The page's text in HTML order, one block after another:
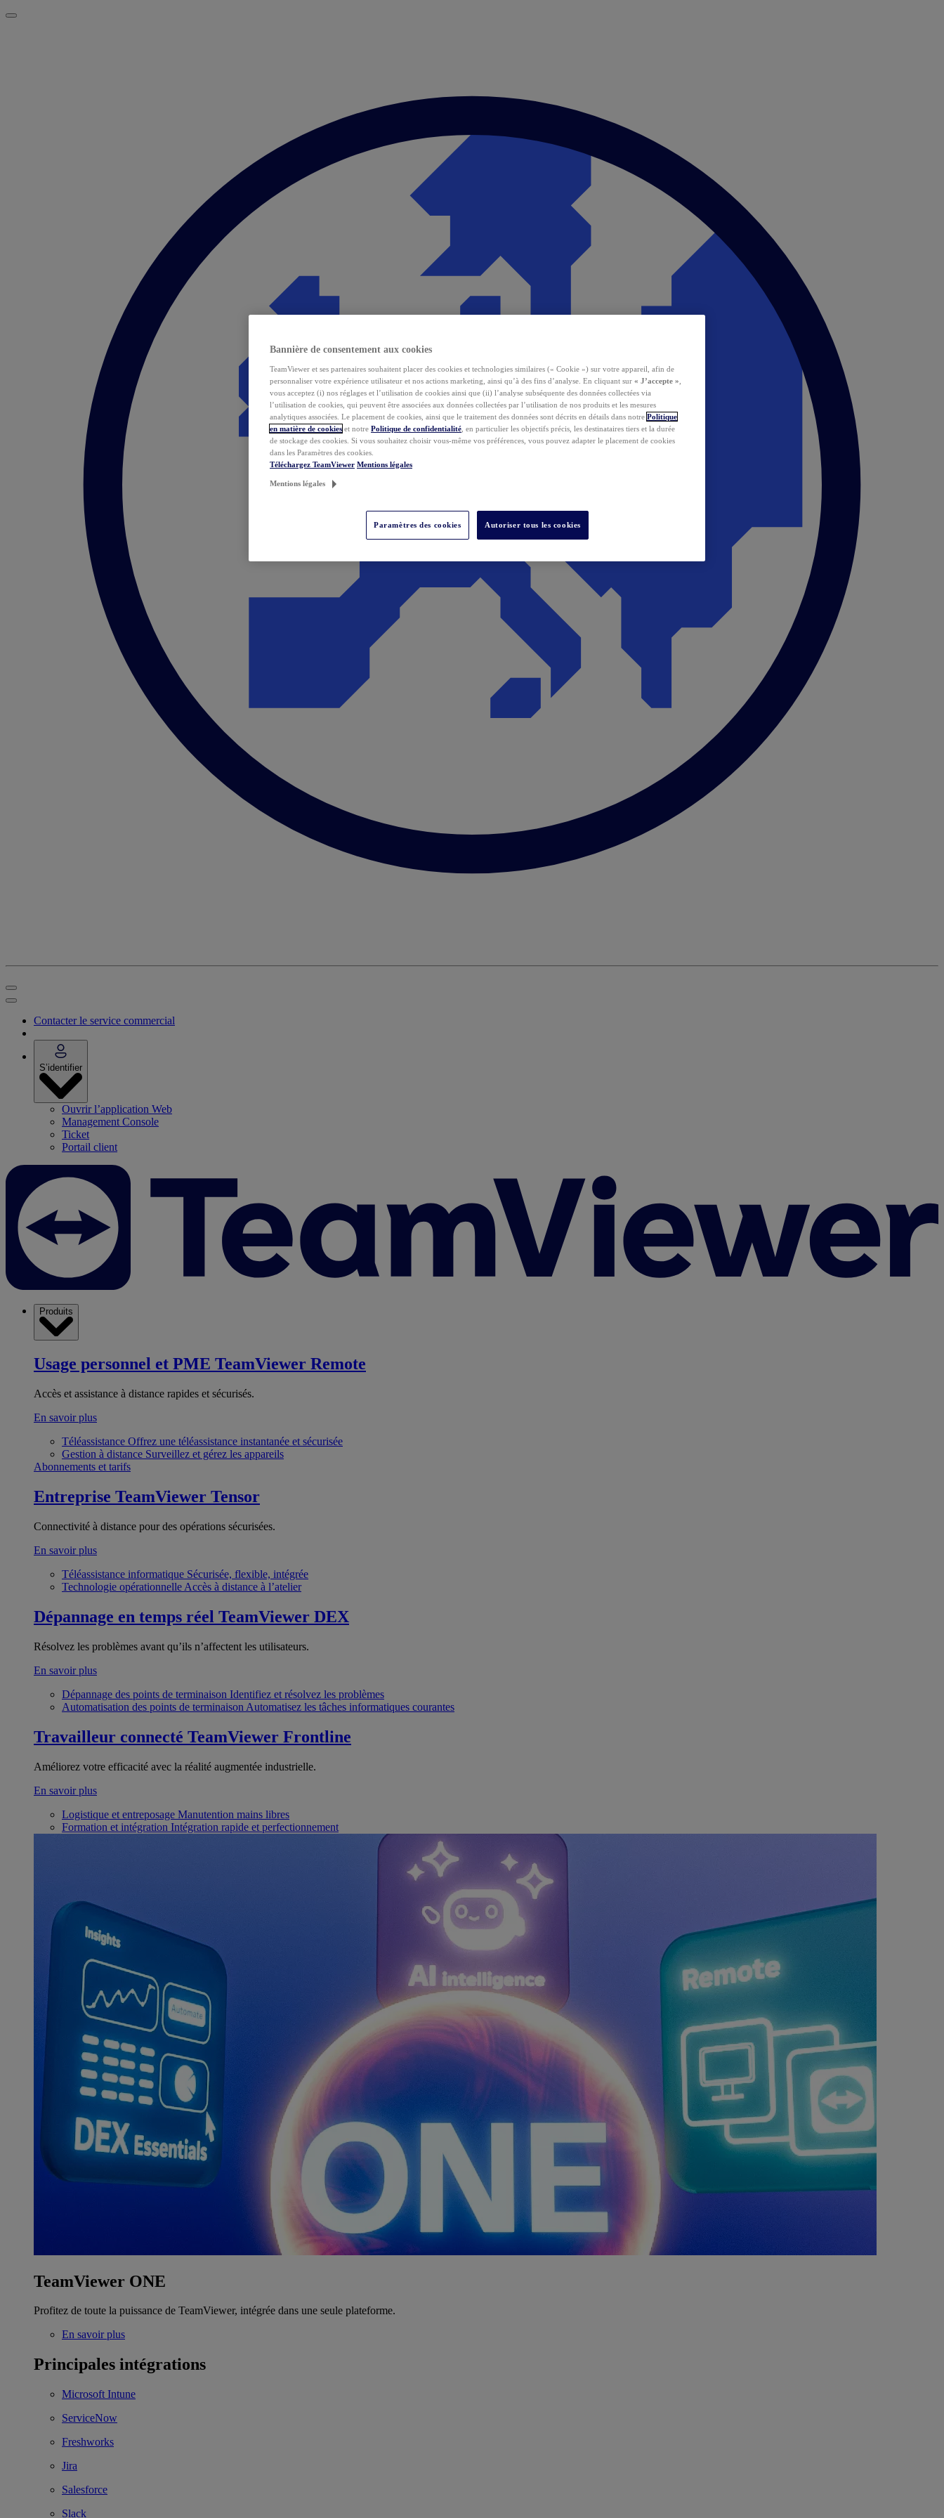
Contacter le service commercial
S’identifier
Ouvrir l’application Web
Management Console
Ticket
Portail client
Produits
Usage personnel et PME TeamViewer Remote
Accès et assistance à distance rapides et sécurisés.
En savoir plus
Téléassistance Offrez une téléassistance instantanée et sécurisée
Gestion à distance Surveillez et gérez les appareils
Abonnements et tarifs
Entreprise TeamViewer Tensor
Connectivité à distance pour des opérations sécurisées.
En savoir plus
Téléassistance informatique Sécurisée, flexible, intégrée
Technologie opérationnelle Accès à distance à l’atelier
Dépannage en temps réel TeamViewer DEX
Résolvez les problèmes avant qu’ils n’affectent les utilisateurs.
En savoir plus
Dépannage des points de terminaison Identifiez et résolvez les problèmes
Automatisation des points de terminaison Automatisez les tâches informatiques courantes
Travailleur connecté TeamViewer Frontline
Améliorez votre efficacité avec la réalité augmentée industrielle.
En savoir plus
Logistique et entreposage Manutention mains libres
Formation et intégration Intégration rapide et perfectionnement
TeamViewer ONE
Profitez de toute la puissance de TeamViewer, intégrée dans une seule plateforme.
En savoir plus
Principales intégrations
Microsoft Intune
ServiceNow
Freshworks
Jira
Salesforce
Slack
Bannière de consentement aux cookies
TeamViewer et ses partenaires souhaitent placer des cookies et technologies similaires (« Cookie ») sur votre appareil, afin de
personnaliser votre expérience utilisateur et nos actions marketing, ainsi qu’à des fins d’analyse. En cliquant sur « J’accepte »
vous acceptez (i) nos réglages et l’utilisation de cookies ainsi que (ii) l’analyse subséquente des données collectées via
l’utilisation de cookies, qui peuvent être associées aux données collectées par l’utilisation de nos produits et les mesures
analytiques associées. Le placement de cookies, ainsi que le traitement des données sont décrits en détails dans notre Politique
en matière de cookies et notre Politique de confidentialité , en particulier les objectifs précis, les destinataires tiers et la durée
de stockage des cookies. Si vous souhaitez choisir vous-même vos préférences, vous pouvez adapter le placement de cookies
dans les Paramètres des cookies.
Téléchargez TeamViewer Mentions légales
Mentions légales
Paramètres des cookies Autoriser tous les cookies